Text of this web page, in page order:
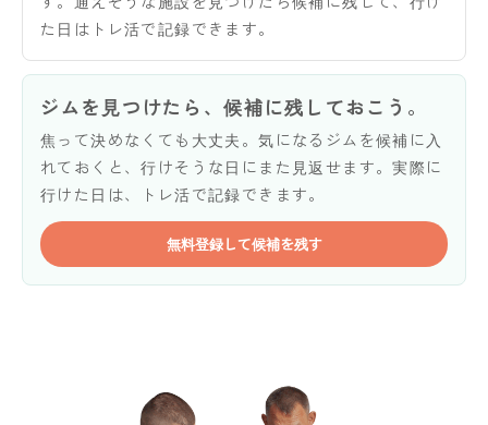
た日はトレ活で記録できます。
ジムを見つけたら、候補に残しておこう。
焦って決めなくても大丈夫。気になるジムを候補に入
れておくと、行けそうな日にまた見返せます。実際に
行けた日は、トレ活で記録できます。
無料登録して候補を残す